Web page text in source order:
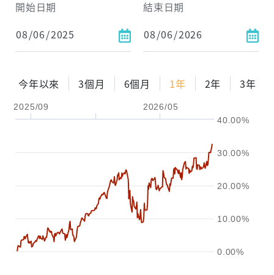
開始日期
結束日期
今年以來 3個月 6個月 1年 2年 3年
2025/09 2026/05
0.00%
10.00%
20.00%
30.00%
40.00%
試算區間
1年
2年
配息金額
-%